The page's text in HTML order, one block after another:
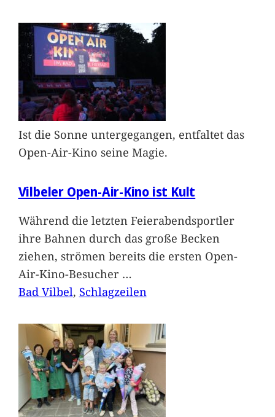
Ist die Sonne untergegangen, entfaltet das
Open-Air-Kino seine Magie.
Vilbeler Open-Air-Kino ist Kult
Während die letzten Feierabendsportler
ihre Bahnen durch das große Becken
ziehen, strömen bereits die ersten Open-
Air-Kino-Besucher …
Bad Vilbel, Schlagzeilen